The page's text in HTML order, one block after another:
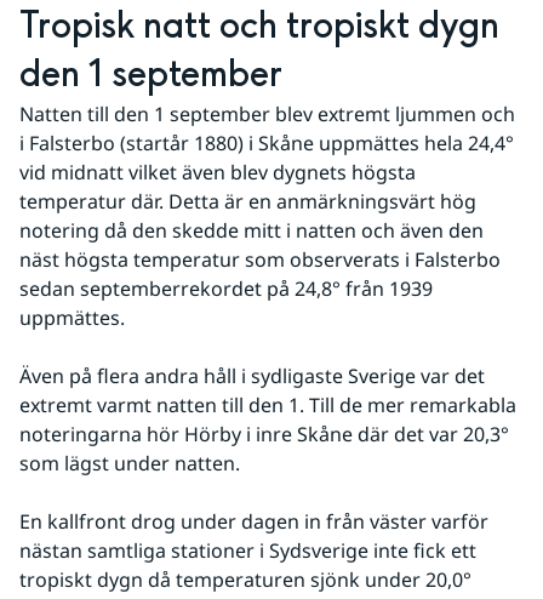
Tropisk natt och tropiskt dygn
den 1 september
Natten till den 1 september blev extremt ljummen och
i Falsterbo (startår 1880) i Skåne uppmättes hela 24,4°
vid midnatt vilket även blev dygnets högsta
temperatur där. Detta är en anmärkningsvärt hög
notering då den skedde mitt i natten och även den
näst högsta temperatur som observerats i Falsterbo
sedan septemberrekordet på 24,8° från 1939
uppmättes.
Även på flera andra håll i sydligaste Sverige var det
extremt varmt natten till den 1. Till de mer remarkabla
noteringarna hör Hörby i inre Skåne där det var 20,3°
som lägst under natten.
En kallfront drog under dagen in från väster varför
nästan samtliga stationer i Sydsverige inte fick ett
tropiskt dygn då temperaturen sjönk under 20,0°